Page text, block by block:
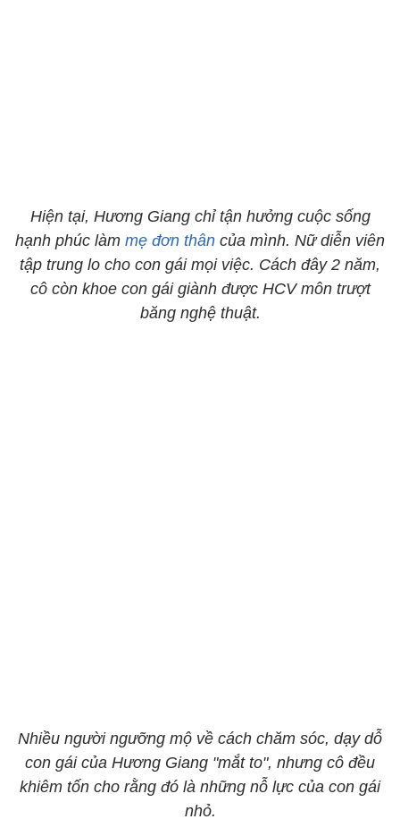
Hiện tại, Hương Giang chỉ tận hưởng cuộc sống
hạnh phúc làm mẹ đơn thân của mình. Nữ diễn viên
tập trung lo cho con gái mọi việc. Cách đây 2 năm,
cô còn khoe con gái giành được HCV môn trượt
băng nghệ thuật.
Nhiều người ngưỡng mộ về cách chăm sóc, dạy dỗ
con gái của Hương Giang "mắt to", nhưng cô đều
khiêm tốn cho rằng đó là những nỗ lực của con gái
nhỏ.